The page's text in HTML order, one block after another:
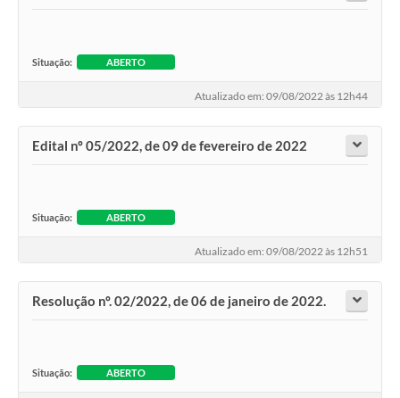
Situação: ABERTO
Atualizado em: 09/08/2022 às 12h44
Edital nº 05/2022, de 09 de fevereiro de 2022
Situação: ABERTO
Atualizado em: 09/08/2022 às 12h51
Resolução nº. 02/2022, de 06 de janeiro de 2022.
Situação: ABERTO